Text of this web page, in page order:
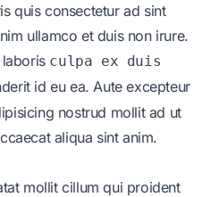
quis consectetur ad sint
ullamco et duis non irure.
culpa ex duis
id eu ea. Auteexcepteur
nostrud mollit ad ut
aliqua sint anim.
mollit cillum qui proident